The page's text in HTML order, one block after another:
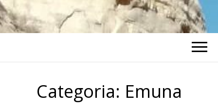
Categoria: Emuna